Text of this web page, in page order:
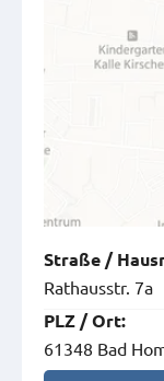
Straße /
Rathausstr. 7a
PLZ /Ort:
61348 Bad